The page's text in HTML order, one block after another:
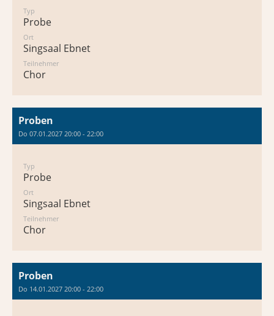
Typ
Probe
Ort
Singsaal Ebnet
Teilnehmer
Chor
Proben
Do 07.01.2027 20:00 - 22:00
Typ
Probe
Ort
Singsaal Ebnet
Teilnehmer
Chor
Proben
Do 14.01.2027 20:00 - 22:00